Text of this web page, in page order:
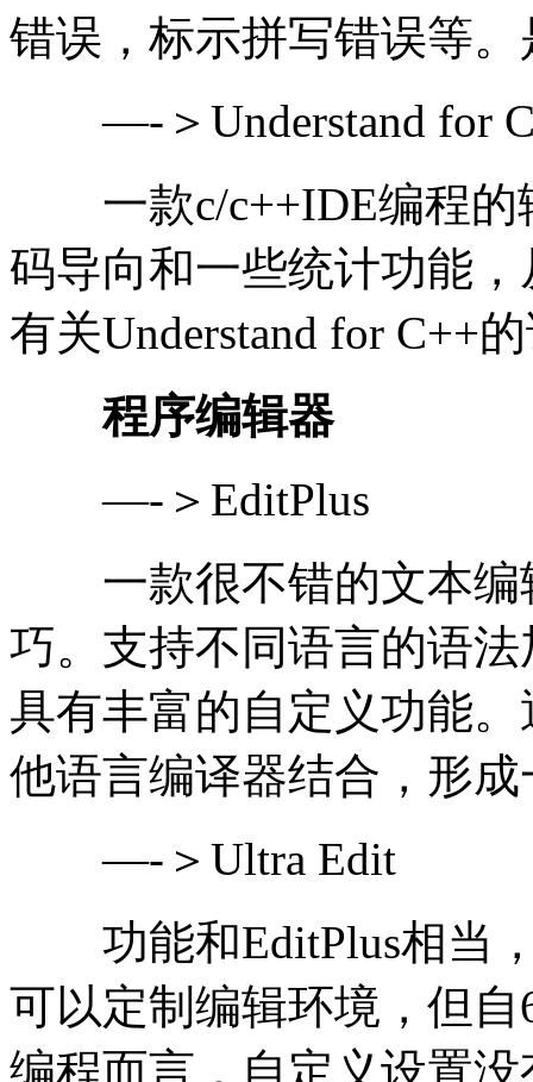
错误，标示拼写错误等
—-＞Understand for
一款c/c++IDE编程的
码导向和一些统计功能，
有关Understand for C++
程序编辑器
—-＞EditPlus
一款很不错的文本编
巧。支持不同语言的语
具有丰富的自定义功能
他语言编译器结合，形
—-＞Ultra Edit
功能和EditPlus相当，
可以定制编辑环境，但
编程而言，自定义设置没